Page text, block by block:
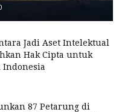
Jadi Aset Intelektual
Hak Cipta untuk
Indonesia
87 Petarung di